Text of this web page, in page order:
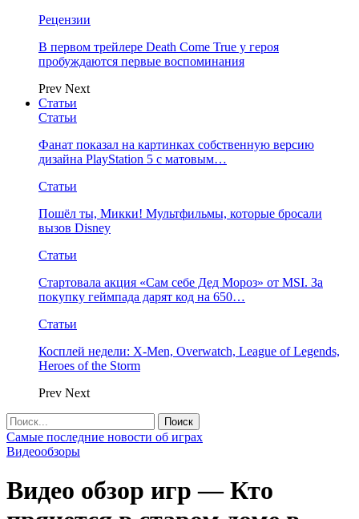
Рецензии
В первом трейлере Death Come True у героя
пробуждаются первые воспоминания
Prev Next
Статьи
Статьи
Фанат показал на картинках собственную версию
дизайна PlayStation 5 с матовым…
Статьи
Пошёл ты, Микки! Мультфильмы, которые бросали
вызов Disney
Статьи
Стартовала акция «Сам себе Дед Мороз» от MSI. За
покупку геймпада дарят код на 650…
Статьи
Косплей недели: X-Men, Overwatch, League of Legends,
Heroes of the Storm
Prev Next
Самые последние новости об играх
Видеообзоры
Видео обзор игр — Кто